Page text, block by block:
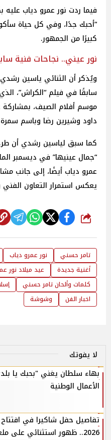
فيما ردت نور عمرو دياب عليه
“أحبك جدًا، وفي كل حياة
كبيرًا من الجمهور.
نور عيني.. نجاحات فنية
ويُذكر أن الثنائي ياسين
سابقًا في فيلم “الكراش”،
موسم أفلام الصيف، بمشاركة
داود وشيرين رضا وباسم
كما سبق لياسين رشدي أن طرح
“جمال عينيها” في ديسمبر
عمرو دياب أيضًا، إلى جانب
يعكس استمرار التعاون الفني
شارك
تامر حسني نور عمرو دياب
أغنية جديدة
عيد ميلاد نور
كلمات وألحان تامر حسني
اخبار الفن
وشوشة
لا يفوتك
بهاء سلطان يغني "بحبك يا
الأعمال الوطنية
تفاصيل حفل شاكيرا في
2026.. ظهور استثنائي على ملعب أزتيكا